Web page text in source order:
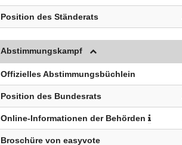
Position des Ständerats
Abstimmungskampf
Offizielles Abstimmungsbüchlein
Position des Bundesrats
Online-Informationen der Behörden
Broschüre von easyvote